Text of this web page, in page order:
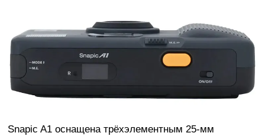
Snapic A1 оснащена трёхэлементным 25-мм